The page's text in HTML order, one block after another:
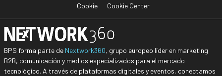
Cookie
Cookie Center
BPS forma parte de Nextwork360, grupo europeo líder en marketing
B2B, comunicación y medios especializados para el mercado
tecnológico. A través de plataformas digitales y eventos, conectamos